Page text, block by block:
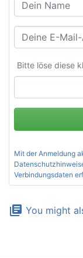
Bitte löse diese
Mit der Anmeldung
Verbindungsdaten
library_books You might